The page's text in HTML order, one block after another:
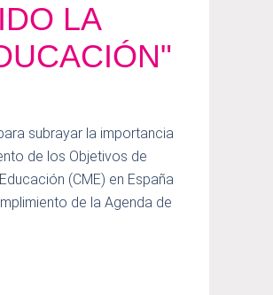
LA
subrayar la importancia
de los Objetivos de
(CME) en España
de la Agenda de